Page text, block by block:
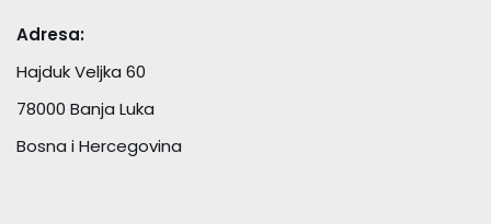
Adresa:
Hajduk Veljka 60
78000 Banja Luka
Bosna i Hercegovina